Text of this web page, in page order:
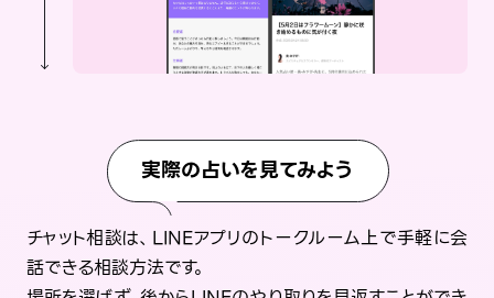
実際の占いを見てみよう
チャット相談は、LINEアプリのトークルーム上で手軽に会
話できる相談方法です。